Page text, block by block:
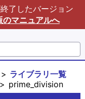
了したバージョン
のマニュアルへ
ライブラリ一覧
prime_division